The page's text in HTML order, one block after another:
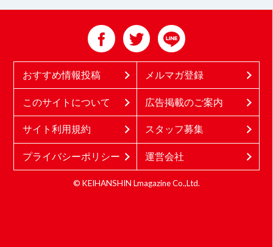
おすすめ情報投稿 メルマガ登録
このサイトについて 広告掲載のご案内
サイト利用規約 スタッフ募集
プライバシーポリシー 運営会社
© KEIHANSHIN Lmagazine Co.,Ltd.